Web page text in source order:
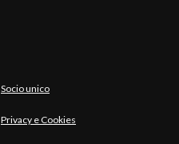
Socio unico
Privacy e Cookies